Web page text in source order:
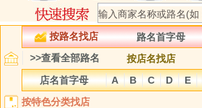
按路名找店 路名首字母
>>查看全部路名
北一路（青岛路）
按店名找店
店名首字母
A B C D E
按特色分类找店